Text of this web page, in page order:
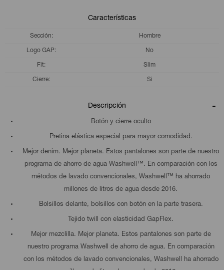
Características
Sección Hombre
Logo GAP No
Fit Slim
Cierre Si
Descripción
Botón y cierre oculto
Pretina elástica especial para mayor comodidad.
Mejor denim. Mejor planeta. Estos pantalones son parte de nuestro
programa de ahorro de agua Washwell™. En comparación con los
métodos de lavado convencionales, Washwell™ ha ahorrado
millones de litros de agua desde 2016.
Bolsillos delante, bolsillos con botón en la parte trasera.
Tejido twill con elasticidad GapFlex.
Mejor mezclilla. Mejor planeta. Estos pantalones son parte de
nuestro programa Washwell de ahorro de agua. En comparación
con los métodos de lavado convencionales, Washwell ha ahorrado